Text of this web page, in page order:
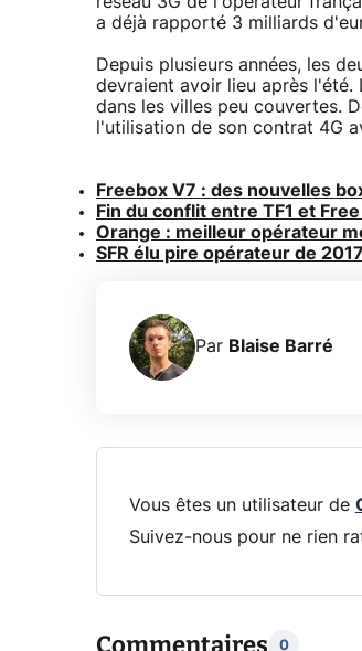
a déjà rapporté 3 milliards
Depuis plusieurs années, les
devraient avoir lieu après l'été.
dans les villes peu couvertes.
l'utilisation de son contrat 4G
Freebox V7 : des nouvelles
Fin du conflit entre TF1 et
Orange : meilleur opérateur
SFR élu pire opérateur de
Par Blaise Barré
Vous êtes un utilisateur de
Suivez-nous pour ne rien
0